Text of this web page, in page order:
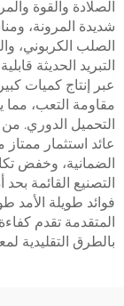
الصلادة والقوة
الصلب الكربوني،
التبريد الحديثة
عبر إنتاج كميات
مقاومة التعب،
التحميل الدوري. من
عائد استثمار
الضمانية، وخفض
التصنيع القائمة بحد
فوائد طويلة الأمد
بالطرق التقليدية